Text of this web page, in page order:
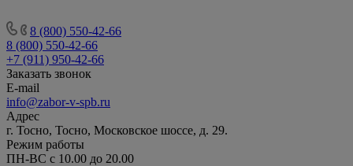
8 (800) 550-42-66
8 (800) 550-42-66
+7 (911) 950-42-66
Заказать звонок
E-mail
info@zabor-v-spb.ru
Адрес
г. Тосно, Тосно, Московское шоссе, д. 29.
Режим работы
ПН-ВС с 10.00 до 20.00